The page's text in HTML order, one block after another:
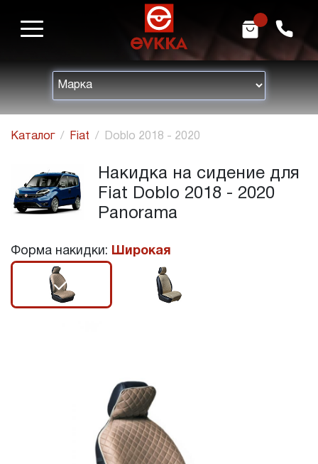
h m
Каталог Fiat Doblo 2018 - 2020
Накидка на сидение для
Fiat Doblo 2018 - 2020
Panorama
Форма накидки: Широкая
r